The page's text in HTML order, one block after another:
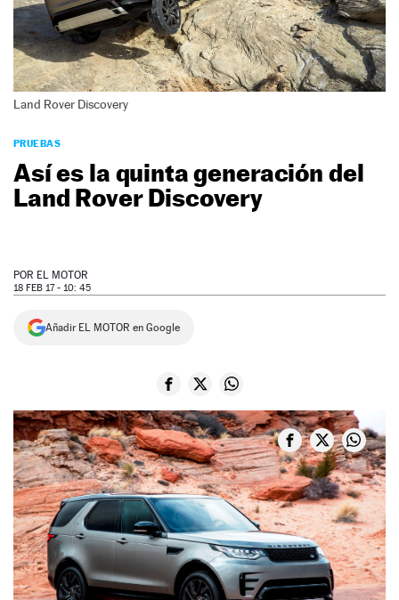
NEWSLETTER
SÍGUENOS
Land Rover Discovery
PRUEBAS
Así es la quinta generación del
Land Rover Discovery
POR EL MOTOR
18 FEB 17 - 10: 45
Añadir EL MOTOR en Google